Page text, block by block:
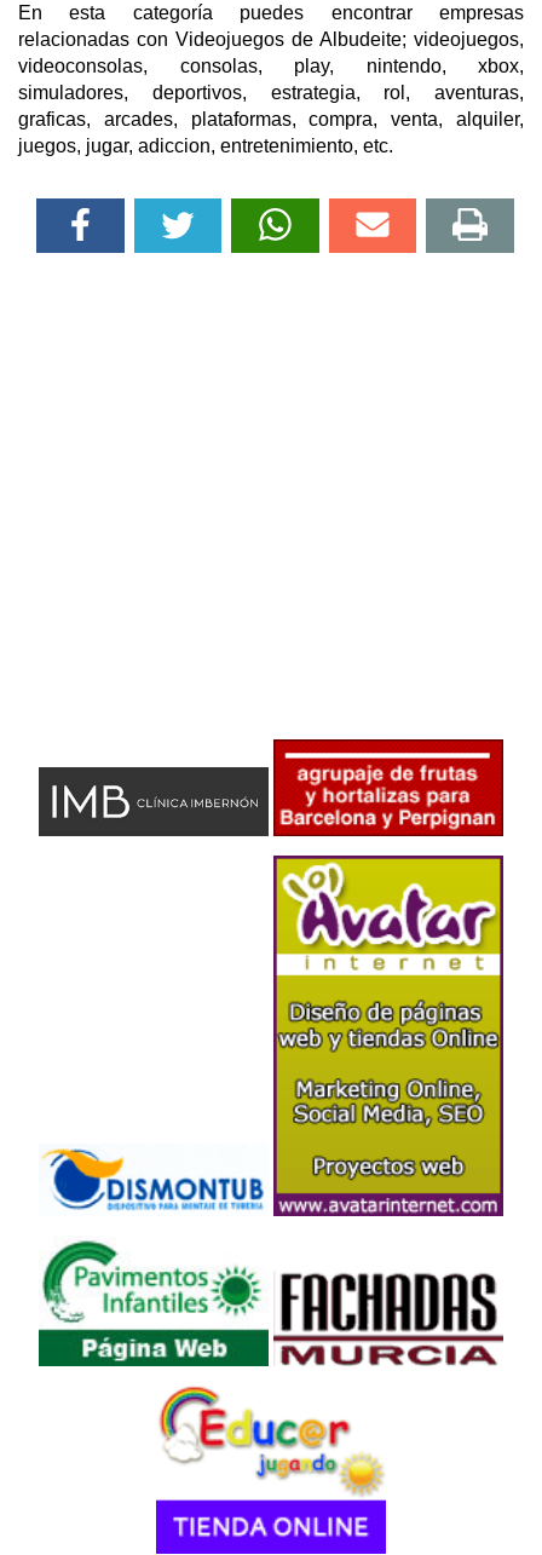
En esta categoría puedes encontrar empresas
relacionadas con Videojuegos de Albudeite; videojuegos,
videoconsolas, consolas, play, nintendo, xbox,
simuladores, deportivos, estrategia, rol, aventuras,
graficas, arcades, plataformas, compra, venta, alquiler,
juegos, jugar, adiccion, entretenimiento, etc.